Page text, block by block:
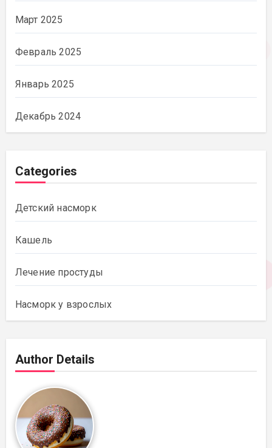
Март 2025
Февраль 2025
Январь 2025
Декабрь 2024
Categories
Детский насморк
Кашель
Лечение простуды
Насморк у взрослых
Author Details